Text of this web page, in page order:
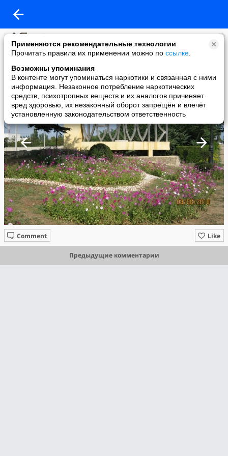
Применяются рекомендательные технологии
Прочитать правила их применении можно по ссылке
Возможны упоминания
В контенте могут упоминаться наркотики и связанная с ними
информация. Незаконное потребление наркотических
средств, психотропных веществ и их аналогов причиняет
вред здоровью, их незаконный оборот запрещён и влечёт
установленную законодательством ответственность
Любовь Козлова
added a photo
10 Sep в 21:52
Like
Comment
Предыдущие комментарии